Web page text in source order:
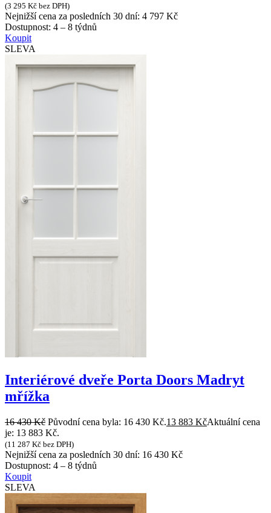
(3 295 Kč bez DPH)
Nejnižší cena za posledních 30 dní: 4 797 Kč
Dostupnost: 4 – 8 týdnů
Koupit
SLEVA
Interiérové dveře Porta Doors Madryt
mřížka
16 430Kč Původní cena byla: 16 430 Kč.13 883 KčAktuální cena
je: 13 883 Kč.
(11 287 Kč bez DPH)
Nejnižší cena za posledních 30 dní: 16 430 Kč
Dostupnost: 4 – 8 týdnů
Koupit
SLEVA